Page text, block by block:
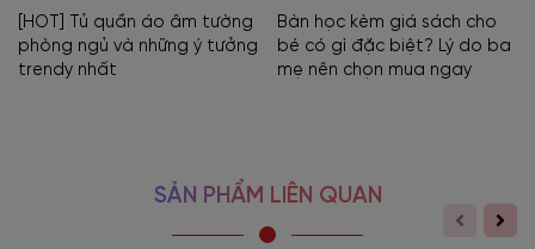
[HOT] Tủ quần áo âm tường
phòng ngủ và những ý tưởng
trendy nhất
Bàn học kèm giá sách cho
bé có gì đặc biệt? Lý do ba
mẹ nên chọn mua ngay
SẢN PHẨM LIÊN QUAN